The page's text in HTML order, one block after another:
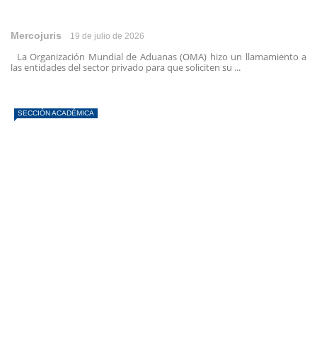
Mercojuris 19 de julio de 2026
La Organización Mundial de Aduanas (OMA) hizo un llamamiento a
las entidades del sector privado para que soliciten su ...
SECCIÓN ACADÉMICA